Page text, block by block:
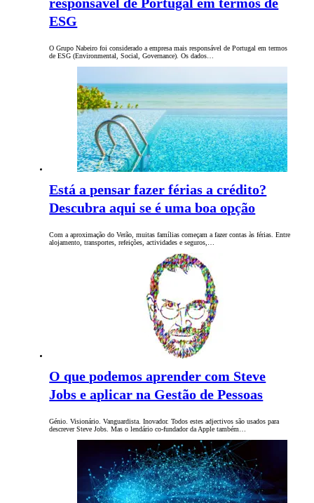
ESG
O Grupo Nabeiro foi considerado a empresa mais responsável de Portugal em termos
de ESG (Environmental, Social, Governance). Os dados…
Está a pensar fazer férias a crédito?
Descubra aqui se é uma boa opção
Com a aproximação do Verão, muitas famílias começam a fazer contas às férias. Entre
alojamento, transportes, refeições, actividades e seguros,…
O que podemos aprender com Steve
Jobs e aplicar na Gestão de Pessoas
Génio. Visionário. Vanguardista. Inovador. Todos estes adjectivos são usados para
descrever Steve Jobs. Mas o lendário co-fundador da Apple também…